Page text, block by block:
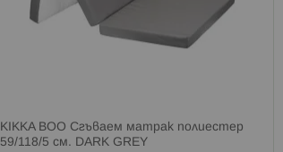
KIKKA BOO Сгъваем матрак полиестер
59/118/5 см. DARK GREY